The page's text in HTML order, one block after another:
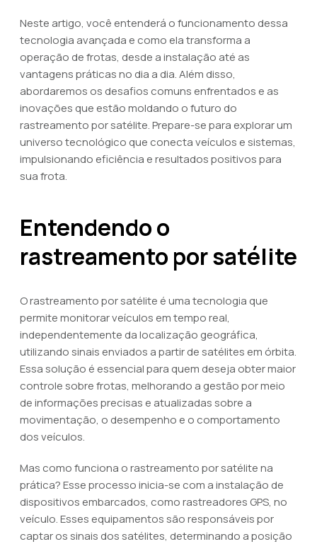
Neste artigo, você entenderá o funcionamento dessa
tecnologia avançada e como ela transforma a
operação de frotas, desde a instalação até as
vantagens práticas no dia a dia. Além disso,
abordaremos os desafios comuns enfrentados e as
inovações que estão moldando o futuro do
rastreamento por satélite. Prepare-se para explorar um
universo tecnológico que conecta veículos e sistemas,
impulsionando eficiência e resultados positivos para
sua frota.
Entendendo o
rastreamento por satélite
O rastreamento por satélite é uma tecnologia que
permite monitorar veículos em tempo real,
independentemente da localização geográfica,
utilizando sinais enviados a partir de satélites em órbita.
Essa solução é essencial para quem deseja obter maior
controle sobre frotas, melhorando a gestão por meio
de informações precisas e atualizadas sobre a
movimentação, o desempenho e o comportamento
dos veículos.
Mas como funciona o rastreamento por satélite na
prática? Esse processo inicia-se com a instalação de
dispositivos embarcados, como rastreadores GPS, no
veículo. Esses equipamentos são responsáveis por
captar os sinais dos satélites, determinando a posição